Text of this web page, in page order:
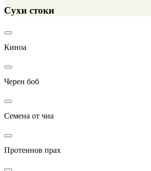
Сухи стоки
Киноа
Черен боб
Семена от чиа
Протеинов прах